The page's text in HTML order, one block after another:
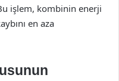
Bu işlem, kombinin enerji
en aza